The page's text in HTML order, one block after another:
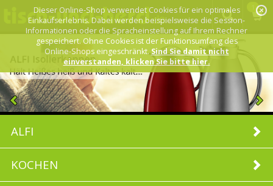
Dieser Online-Shop verwendet Cookies für ein optimales
Einkaufserlebnis. Dabei werden beispielsweise die Session-
Informationen oder die Spracheinstellung auf Ihrem Rechner
gespeichert. Ohne Cookies ist der Funktionsumfang des
Online-Shops eingeschränkt. Sind Sie damit nicht
einverstanden, klicken Sie bitte hier.
ALFI
KOCHEN